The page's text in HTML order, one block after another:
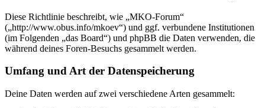
Diese Richtlinie beschreibt, wie „MKO-Forum“
(„http://www.obus.info/mkoev“) und ggf. verbundene Institutionen
(im Folgenden „das Board“) und phpBB die Daten verwenden, die
während deines Foren-Besuchs gesammelt werden.
Umfang und Art der Datenspeicherung
Deine Daten werden auf zwei verschiedene Arten gesammelt: